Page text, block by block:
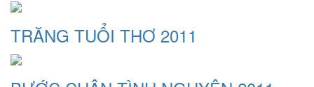
TRĂNG TUỔI THƠ 2011